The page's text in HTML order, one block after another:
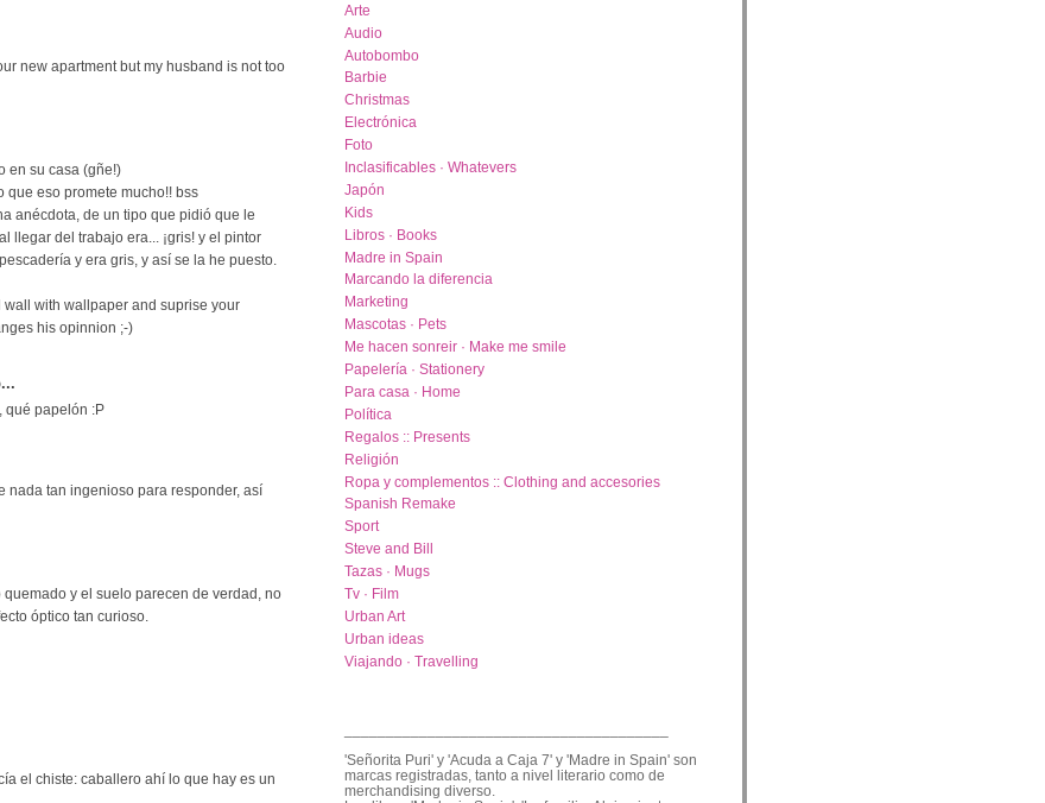
new apartment but my husband is not too
en su casa (gñe!)
eso promete mucho!! bss
anécdota, de un tipo que pidió que le
llegar del trabajo era... ¡gris! y el pintor
y era gris, y así se la he puesto.
with wallpaper and suprise your
his opinnion ;-)
qué papelón :P
nada tan ingenioso para responder, así
quemado y el suelo parecen de verdad, no
óptico tan curioso.
el chiste: caballero ahí lo que hay es un
Arte
Audio
Autobombo
Barbie
Christmas
Electrónica
Foto
Inclasificables · Whatevers
Japón
Kids
Libros · Books
Madre in Spain
Marcando la diferencia
Marketing
Mascotas · Pets
Me hacen sonreir · Make me smile
Papelería · Stationery
Para casa · Home
Política
Regalos :: Presents
Religión
Ropa y complementos :: Clothing and accesories
Spanish Remake
Sport
Steve and Bill
Tazas · Mugs
Tv · Film
Urban Art
Urban ideas
Viajando · Travelling
'Señorita Puri' y 'Acuda a Caja 7' y 'Madre in Spain' son
marcas registradas, tanto a nivel literario como de
merchandising diverso.